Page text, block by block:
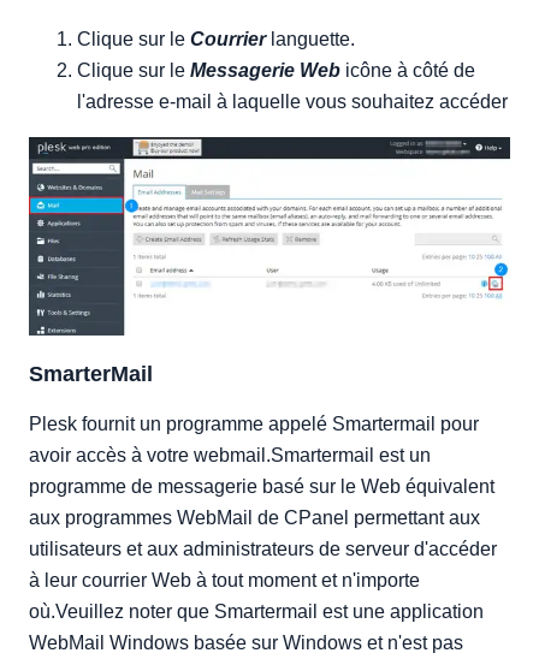
Clique sur le Courrierlanguette.
Clique sur le Messagerie Web icône à côté de
l'adresse e-mail à laquelle vous souhaitez accéder
SmarterMail
Plesk fournit un programme appelé Smartermail pour
avoir accès à votre webmail.Smartermail est un
programme de messagerie basé sur le Web équivalent
aux programmes WebMail de CPanel permettant aux
utilisateurs et aux administrateurs de serveur d'accéder
à leur courrier Web à tout moment et n'importe
où.Veuillez noter que Smartermail est une application
WebMail Windows basée sur Windows et n'est pas